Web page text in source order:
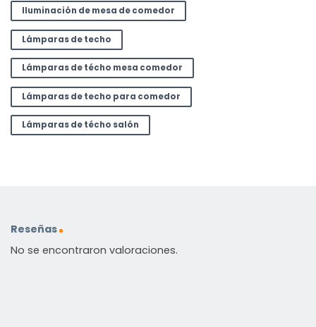
Iluminación de mesa de comedor
Lámparas de techo
Lámparas de técho mesa comedor
Lámparas de techo para comedor
Lámparas de técho salón
Reseñas
No se encontraron valoraciones.